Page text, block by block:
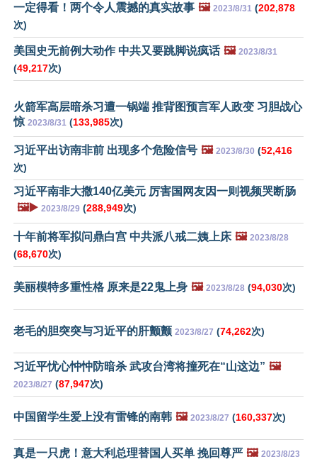
一定得看！两个令人震撼的真实故事 🖼️ 2023/8/31 (202,878
次)
美国史无前例大动作 中共又要跳脚说疯话 🖼️ 2023/8/31
(49,217次)
火箭军高层暗杀习遭一锅端 推背图预言军人政变 习胆战心
惊 2023/8/31 (133,985次)
习近平出访南非前 出现多个危险信号 🖼️ 2023/8/30 (52,416
次)
习近平南非大撒140亿美元 厉害国网友因一则视频哭断肠
🖼️▶️ 2023/8/29 (288,949次)
十年前将军拟问鼎白宫 中共派八戒二姨上床 🖼️ 2023/8/28
(68,670次)
美丽模特多重性格 原来是22鬼上身 🖼️ 2023/8/28 (94,030次)
老毛的胆突突与习近平的肝颤颤 2023/8/27 (74,262次)
习近平忧心忡忡防暗杀 武攻台湾将撞死在“山这边” 🖼️
2023/8/27 (87,947次)
中国留学生爱上没有雷锋的南韩 🖼️ 2023/8/27 (160,337次)
真是一只虎！意大利总理替国人买单 挽回尊严 🖼️ 2023/8/23